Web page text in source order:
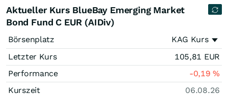
Aktueller Kurs BlueBay Emerging Market
Bond Fund C EUR (AIDiv)
Börsenplatz
KAG Kurs
Letzter Kurs
105,81 EUR
Performance
-0,19%
Kurszeit
06.08.26